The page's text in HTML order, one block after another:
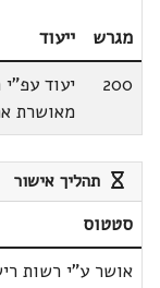
מגרש ייעוד
200
יעוד עפ"י
מאושרת
תהליך אישור
סטטוס
אושר ע"י רשות